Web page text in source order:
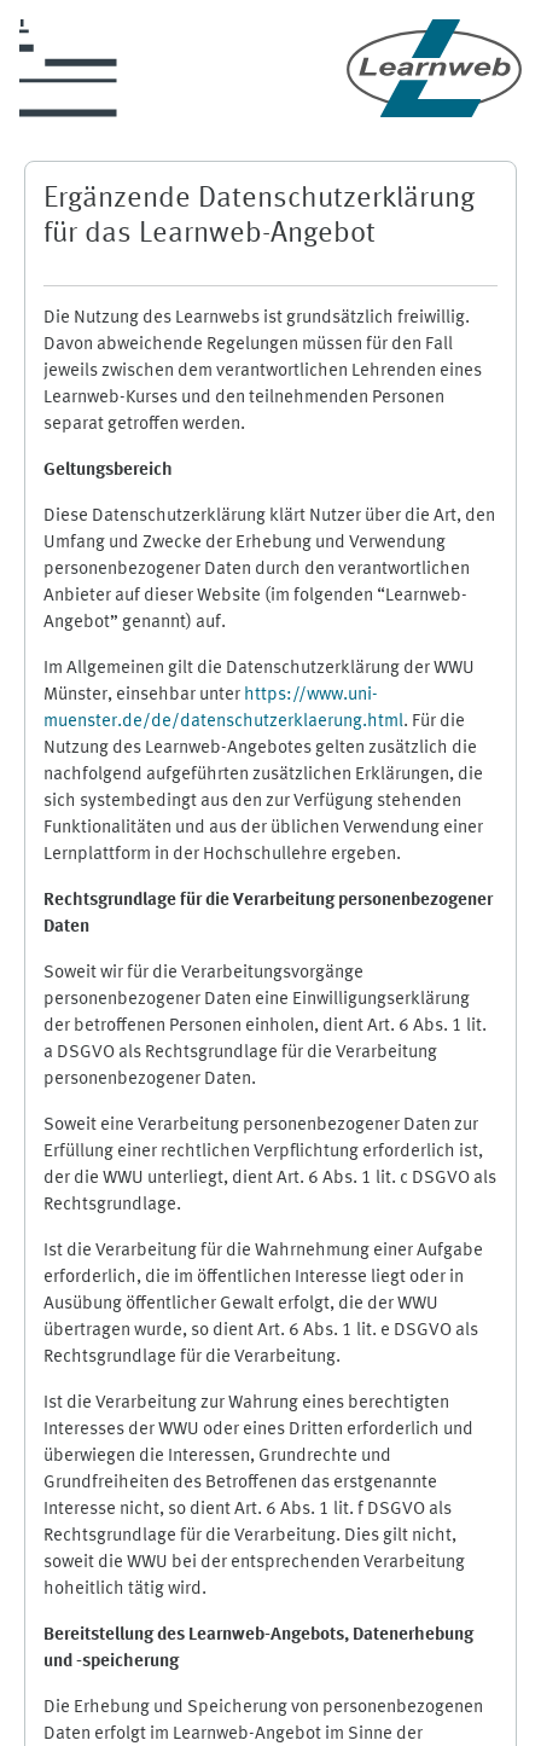
Ergänzende Datenschutzerklärung
für das Learnweb-Angebot
Die Nutzung des Learnwebs ist grundsätzlich freiwillig.
Davon abweichende Regelungen müssen für den Fall
jeweils zwischen dem verantwortlichen Lehrenden eines
Learnweb-Kurses und den teilnehmenden Personen
separat getroffen werden.
Geltungsbereich
Diese Datenschutzerklärung klärt Nutzer über die Art, den
Umfang und Zwecke der Erhebung und Verwendung
personenbezogener Daten durch den verantwortlichen
Anbieter auf dieser Website (im folgenden “Learnweb-
Angebot” genannt) auf.
Im Allgemeinen gilt die Datenschutzerklärung der WWU
Münster, einsehbar unter https://www.uni-
muenster.de/de/datenschutzerklaerung.html. Für die
Nutzung des Learnweb-Angebotes gelten zusätzlich die
nachfolgend aufgeführten zusätzlichen Erklärungen, die
sich systembedingt aus den zur Verfügung stehenden
Funktionalitäten und aus der üblichen Verwendung einer
Lernplattform in der Hochschullehre ergeben.
Rechtsgrundlage für die Verarbeitung personenbezogener
Daten
Soweit wir für die Verarbeitungsvorgänge
personenbezogener Daten eine Einwilligungserklärung
der betroffenen Personen einholen, dient Art. 6 Abs. 1 lit.
a DSGVO als Rechtsgrundlage für die Verarbeitung
personenbezogener Daten.
Soweit eine Verarbeitung personenbezogener Daten zur
Erfüllung einer rechtlichen Verpflichtung erforderlich ist,
der die WWU unterliegt, dient Art. 6 Abs. 1 lit. c DSGVO als
Rechtsgrundlage.
Ist die Verarbeitung für die Wahrnehmung einer Aufgabe
erforderlich, die im öffentlichen Interesse liegt oder in
Ausübung öffentlicher Gewalt erfolgt, die der WWU
übertragen wurde, so dient Art. 6 Abs. 1 lit. e DSGVO als
Rechtsgrundlage für die Verarbeitung.
Ist die Verarbeitung zur Wahrung eines berechtigten
Interesses der WWU oder eines Dritten erforderlich und
überwiegen die Interessen, Grundrechte und
Grundfreiheiten des Betroffenen das erstgenannte
Interesse nicht, so dient Art. 6 Abs. 1 lit. f DSGVO als
Rechtsgrundlage für die Verarbeitung. Dies gilt nicht,
soweit die WWU bei der entsprechenden Verarbeitung
hoheitlich tätig wird.
Bereitstellung des Learnweb-Angebots, Datenerhebung
und -speicherung
Die Erhebung und Speicherung von personenbezogenen
Daten erfolgt im Learnweb-Angebot im Sinne der